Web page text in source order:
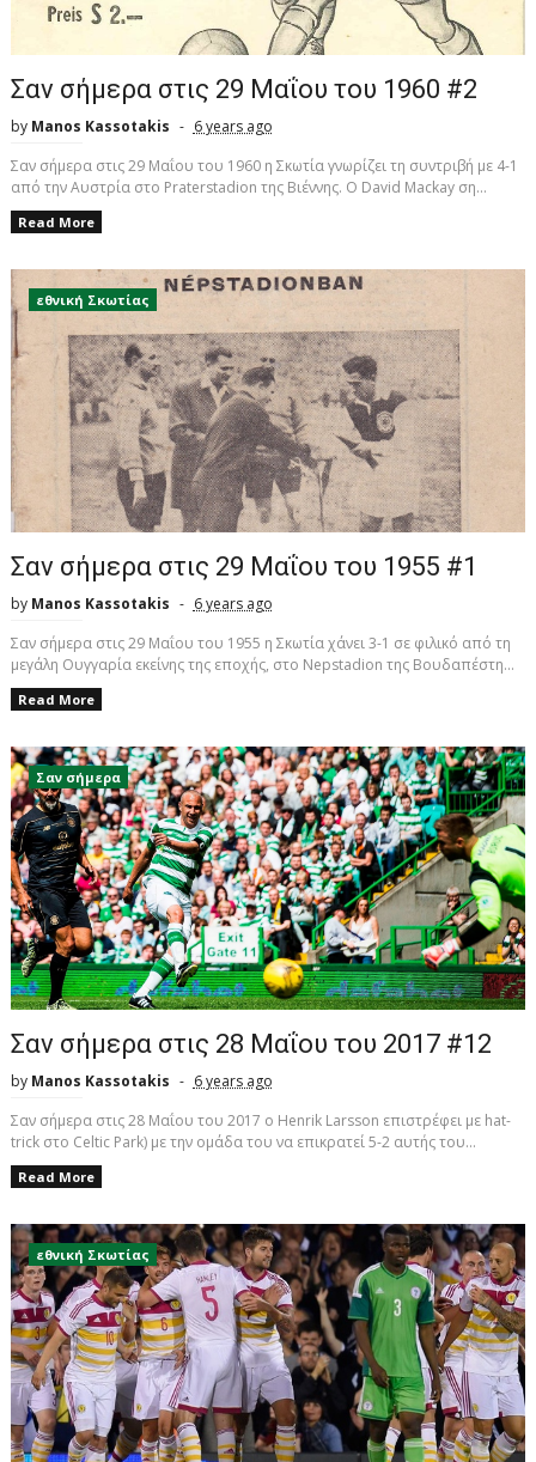
Σαν σήμερα στις 29 Μαΐου του 1960 #2
by Manos Kassotakis
6 years ago
Σαν σήμερα στις 29 Μαΐου του 1960 η Σκωτία γνωρίζει τη συντριβή με 4-1
από την Αυστρία στο Praterstadion της Βιέννης. Ο David Mackay ση...
Read More
εθνική Σκωτίας
Σαν σήμερα στις 29 Μαΐου του 1955 #1
by Manos Kassotakis
6 years ago
Σαν σήμερα στις 29 Μαΐου του 1955 η Σκωτία χάνει 3-1 σε φιλικό από τη
μεγάλη Ουγγαρία εκείνης της εποχής, στο Nepstadion της Βουδαπέστη...
Read More
Σαν σήμερα
Σαν σήμερα στις 28 Μαΐου του 2017 #12
by Manos Kassotakis
6 years ago
Σαν σήμερα στις 28 Μαΐου του 2017 o Henrik Larsson επιστρέφει με hat-
trick στο Celtic Park) με την ομάδα του να επικρατεί 5-2 αυτής του...
Read More
εθνική Σκωτίας